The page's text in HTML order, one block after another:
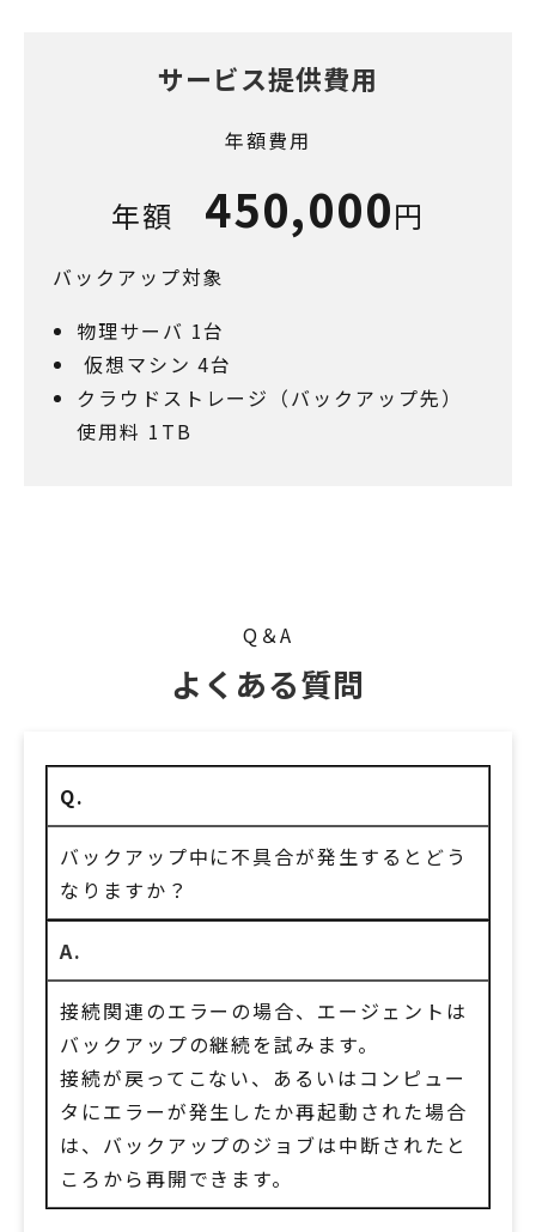
サービス提供費用
年額費用
年額 450,000円
バックアップ対象
物理サーバ 1台
仮想マシン 4台
クラウドストレージ（バックアップ先）
使用料 1TB
Q＆A
よくある質問
Q.
バックアップ中に不具合が発生するとどう
なりますか？
A.
接続関連のエラーの場合、エージェントは
バックアップの継続を試みます。
接続が戻ってこない、あるいはコンピュー
タにエラーが発生したか再起動された場合
は、バックアップのジョブは中断されたと
ころから再開できます。